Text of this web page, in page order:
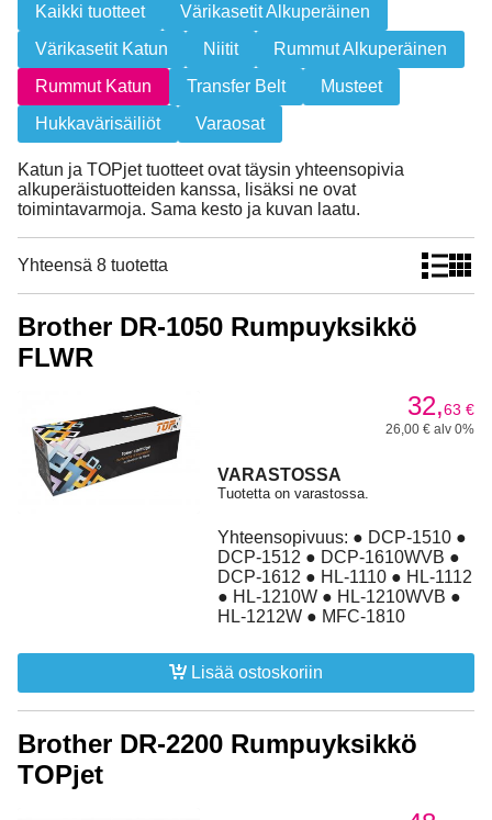
Kaikki tuotteet
Värikasetit Alkuperäinen
Värikasetit Katun
Niitit
Rummut Alkuperäinen
Rummut Katun
Transfer Belt
Musteet
Hukkavärisäiliöt
Varaosat
Katun ja TOPjet tuotteet ovat täysin yhteensopivia
alkuperäistuotteiden kanssa, lisäksi ne ovat
toimintavarmoja. Sama kesto ja kuvan laatu.
Yhteensä 8 tuotetta
Brother DR-1050 Rumpuyksikkö
FLWR
32,63 €
26,00 € alv 0%
VARASTOSSA
Tuotetta on varastossa.
Yhteensopivuus: ● DCP-1510 ●
DCP-1512 ● DCP-1610WVB ●
DCP-1612 ● HL-1110 ● HL-1112
● HL-1210W ● HL-1210WVB ●
HL-1212W ● MFC-1810
Lisää ostoskoriin
Brother DR-2200 Rumpuyksikkö
TOPjet